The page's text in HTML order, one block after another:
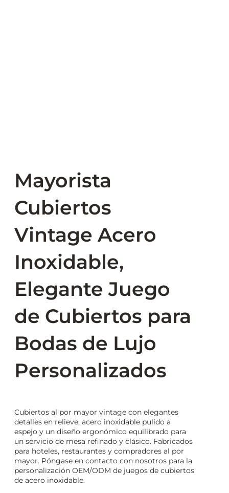
Mayorista
Cubiertos
Vintage Acero
Inoxidable,
Elegante Juego
de Cubiertos para
Bodas de Lujo
Personalizados
Cubiertos al por mayor vintage con elegantes
detalles en relieve, acero inoxidable pulido a
espejo y un diseño ergonómico equilibrado para
un servicio de mesa refinado y clásico. Fabricados
para hoteles, restaurantes y compradores al por
mayor. Póngase en contacto con nosotros para la
personalización OEM/ODM de juegos de cubiertos
de acero inoxidable.